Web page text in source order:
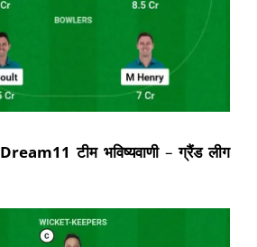
Dream11टीम भविष्यवाणी–ग्रैंड लीग